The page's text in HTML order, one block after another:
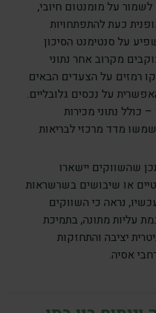
על מומנטום חיובי,
כעת להתפתחויות
על סנטימנט הסיכון
מקרוב אחר נתוני
רמזים על הצעדים הבאים
על נכסים גלובליים.
כולל נתוני מכירות
מדד מרכזי לבריאות
שהשווקים יישארו
או שיבושים בשרשראות
נראה כי השווקים
עליות מתונה, בתמיכת
יציבה והתחזקות
אסיה.